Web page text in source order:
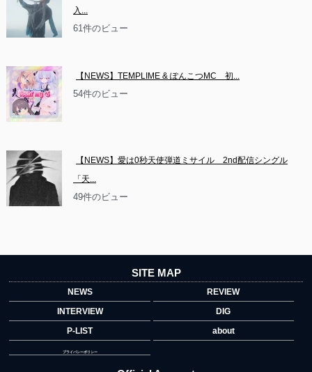
入...
61件のビュー
【NEWS】TEMPLIME & ぽんこつMC　初...
54件のビュー
【NEWS】愛は0秒天使弾道ミサイル　2nd配信シングル
「天...
49件のビュー
SITE MAP
NEWS
REVIEW
INTERVIEW
DIG
P-LIST
about
プライバシーポリシー